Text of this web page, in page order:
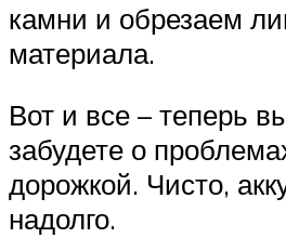
камни и обрезаем
материала.
Вот и все – теперь
забудете о
дорожкой. Чисто,
надолго.